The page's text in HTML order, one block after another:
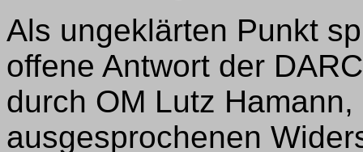
Als ungeklärten Punkt
offene Antwort der
durch OM Lutz
ausgesprochenen